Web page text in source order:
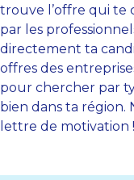
trouve l’offre qui te
par les
directement ta
offres des
pour chercher par
bien dans ta région.
lettre de motivation !